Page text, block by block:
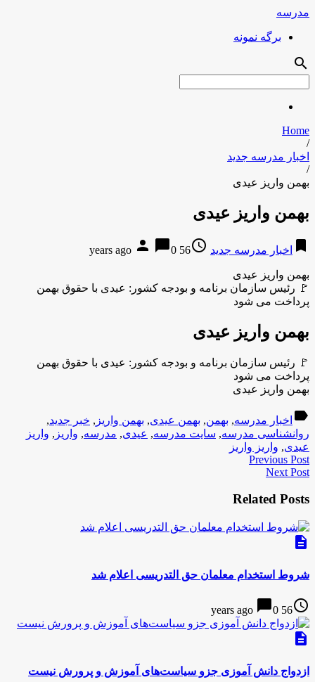
مدرسه
برگه نمونه
search
Home
/
اخبار مدرسه جدید
/
بهمن واریز عیدی
بهمن واریز عیدی
bookmark اخبار مدرسه جدید access_time
56 years ago
person chat_bubble0
بهمن واریز عیدی
🚩 رئیس سازمان برنامه و بودجه کشور: عیدی با حقوق بهمن
پرداخت می شود
بهمن واریز عیدی
🚩 رئیس سازمان برنامه و بودجه کشور: عیدی با حقوق بهمن
پرداخت می شود
بهمن واریز عیدی
label اخبار مدرسه, بهمن, بهمن عیدی, بهمن واریز , خبر جدید,
روانشناسی مدرسه, سایت مدرسه, عیدی, مدرسه, واریز , واریز
عیدی, واریز واریز
Previous Post
Next Post
Related Posts
description
شروط استخدام معلمان حق التدریسی اعلام شد
access_time
56 years ago
chat_bubble0
description
ازدواج دانش آموزی جزو سیاست‌های آموزش و پرورش نیست